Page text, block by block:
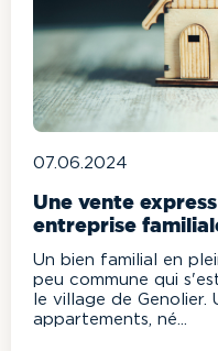
07.06.2024
Une vente
entreprise
Un bien familial en
peu commune qui
le village de Genolier.
appartements, né...